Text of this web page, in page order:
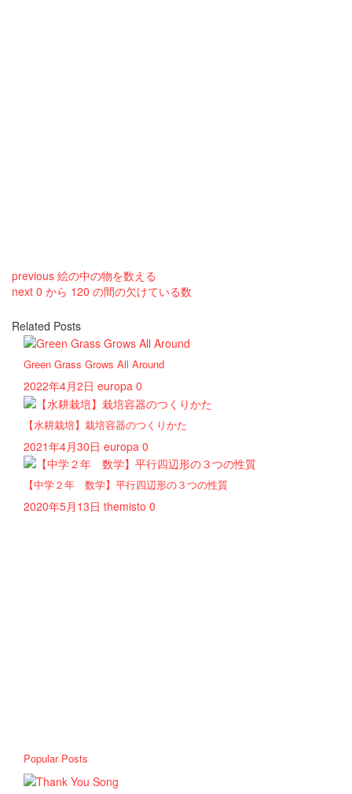
previous 絵の中の物を数える
next 0 から 120 の間の欠けている数
Related Posts
Green Grass Grows All Around
2022年4月2日 europa 0
【水耕栽培】栽培容器のつくりかた
2021年4月30日 europa 0
【中学２年 数学】平行四辺形の３つの性質
2020年5月13日 themisto 0
Popular Posts